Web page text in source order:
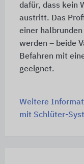
dafür, dass kein
austritt. Das
einer
werden – beide
Befahren mit
geeignet.
Weitere
mit Schlüter-